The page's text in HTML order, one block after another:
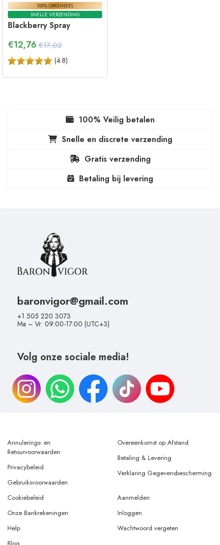
100% ORIGINEEL
SNELLE VERZENDING
Blackberry Spray
€12,76 €17,02
(4.8)
100% Veilig betalen
Snelle en discrete verzending
Gratis verzending
Betaling bij levering
baronvigor@gmail.com
+1 505 220 3073
Ma – Vr: 09:00-17:00 (UTC+3)
Volg onze sociale media!
Annulerings- en
Retourvoorwaarden
Privacybeleid
Gebruiksvoorwaarden
Overeenkomst op Afstand
Betaling & Levering
Verklaring Gegevensbescherming
Cookiebeleid
Onze Bankrekeningen
Help
Aanmelden
Inloggen
Wachtwoord vergeten